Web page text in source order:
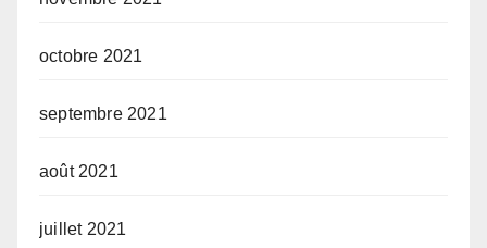
octobre 2021
septembre 2021
août 2021
juillet 2021